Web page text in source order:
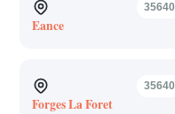
35640
Eance
35640
Forges La Foret